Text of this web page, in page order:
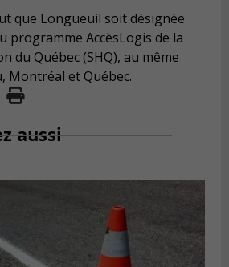
que Longueuil soit désignée
programme AccèsLogis de la
du Québec (SHQ), au même
Montréal et Québec.
aussi